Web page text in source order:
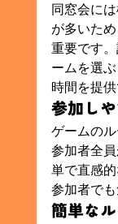
同窓会に
が多いた
重要です
ームを選
時間を提供
参加し
ゲームの
参加者全
単で直感
参加者で
簡単な